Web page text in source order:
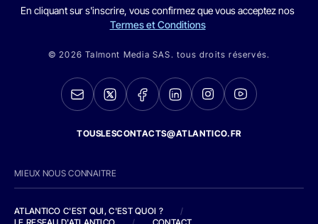
En cliquant sur s'inscrire, vous confirmez que vous acceptez nos
Termes et Conditions
© 2026 Talmont Media SAS. tous droits réservés.
TOUSLESCONTACTS@ATLANTICO.FR
MIEUX NOUS CONNAITRE
ATLANTICO C'EST QUI, C'EST QUOI ?
/